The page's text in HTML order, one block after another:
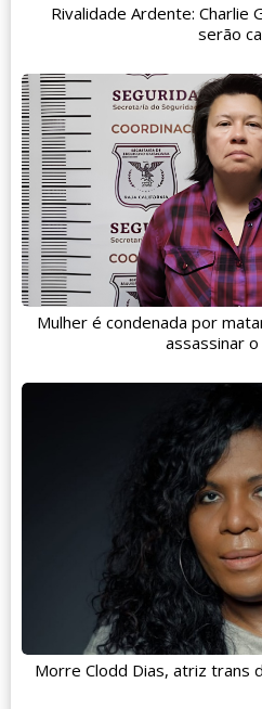
Rivalidade Ardente: Charlie
serão
Mulher é condenada por
assassinar
Morre Clodd Dias, atriz trans